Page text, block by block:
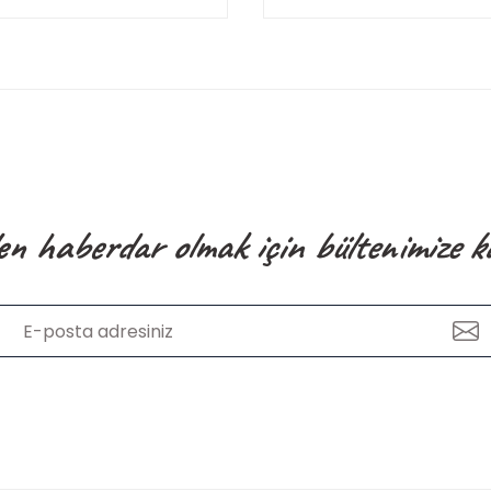
haberdar olmak için bültenimize